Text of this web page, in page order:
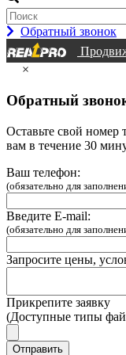
Обратный звонок
×
Обратный
Оставьте свой номер
вам в течение 30
Ваш телефон:
(обязательно для
Введите E-mail:
(обязательно для
Запросите цены,
Прикрепите заявку
(Доступные типы